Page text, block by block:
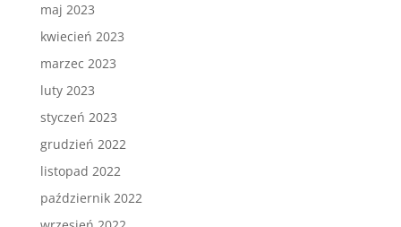
maj 2023
kwiecień 2023
marzec 2023
luty 2023
styczeń 2023
grudzień 2022
listopad 2022
październik 2022